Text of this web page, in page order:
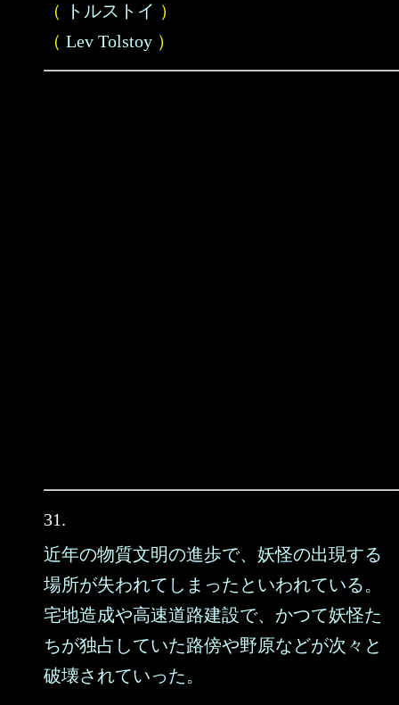
（ トルストイ ）
（ Lev Tolstoy ）
31.
近年の物質文明の進歩で、妖怪の出現する
場所が失われてしまったといわれている。
宅地造成や高速道路建設で、かつて妖怪た
ちが独占していた路傍や野原などが次々と
破壊されていった。